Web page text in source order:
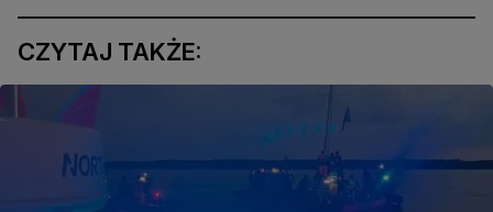
CZYTAJ TAKŻE: